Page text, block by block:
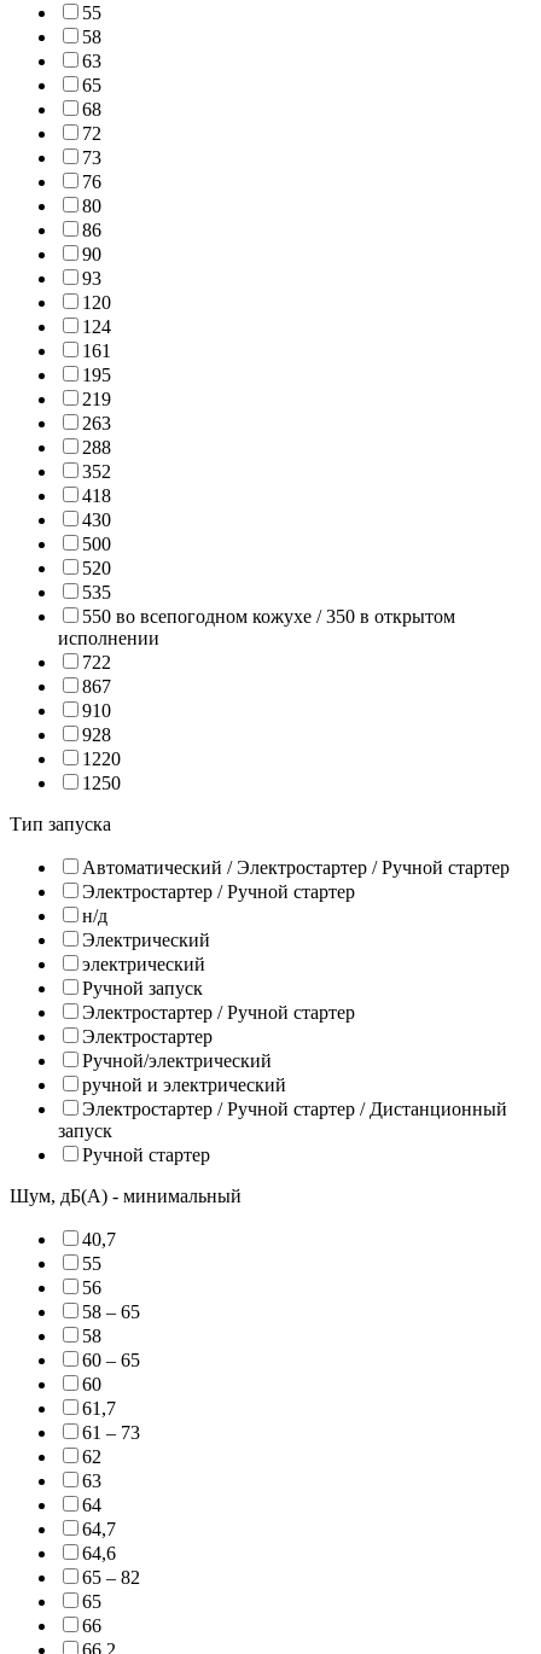
55
58
63
65
68
72
73
76
80
86
90
93
120
124
161
195
219
263
288
352
418
430
500
520
535
550 во всепогодном кожухе / 350 в открытом
исполнении
722
867
910
928
1220
1250
Тип запуска
Автоматический / Электростартер / Ручной стартер
Электростартер / Ручной стартер
н/д
Электрический
электрический
Ручной запуск
Электростартер / Ручной стартер
Электростартер
Ручной/электрический
ручной и электрический
Электростартер / Ручной стартер / Дистанционный
запуск
Ручной стартер
Шум, дБ(А) - минимальный
40,7
55
56
58 – 65
58
60 – 65
60
61,7
61 – 73
62
63
64
64,7
64,6
65 – 82
65
66
66,2